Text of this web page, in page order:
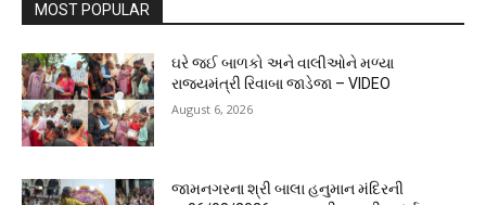
MOST POPULAR
ઘરે જઈ બાળકો અને વાલીઓને મળ્યા
રાજ્યમંત્રી રિવાબા જાડેજા – VIDEO
August 6, 2026
જામનગરના શ્રી બાલા હનુમાન મંદિરની